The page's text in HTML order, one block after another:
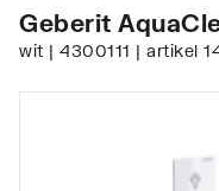
Geberit
wit | 4300111 | artikel